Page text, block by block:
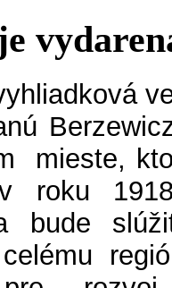
mieste,
roku
bude